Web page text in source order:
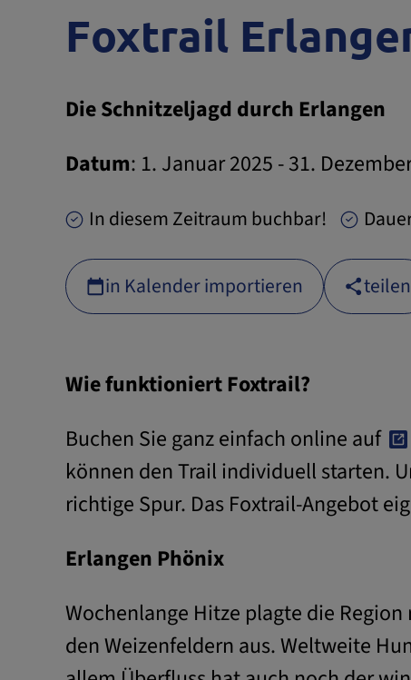
Foxtrail
Die Schnitzeljagd durch Erlangen
Datum: 1. Januar 2025 - 31.
In diesem Zeitraum buchbar!
in Kalender importieren teilen
E-
Wie funktioniert Foxtrail?
Buchen Sie ganz einfach online auf
können den Trail individuell starten.
richtige Spur. Das Foxtrail-Angebot
Erlangen Phönix
Wochenlange Hitze plagte die
den Weizenfeldern aus. Weltweite